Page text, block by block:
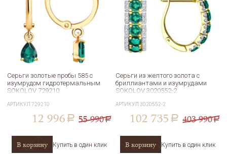
Серьги золотые пробы 585 с
изумрудом гидротермальным
SOKOLOV 729210
АРТИКУЛ729210
12 996 a 55 990a
В корзину Купить в один клик
Серьги из желтого золота с
бриллиантами и изумрудами
SOKOLOV 3020552-2
АРТИКУЛ 3020552-2
102 735 a 403 990a
В корзину Купить в один клик